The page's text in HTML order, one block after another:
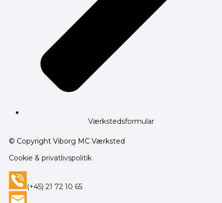
Værkstedsformular
© Copyright Viborg MC Værksted
Cookie & privatlivspolitik
(+45) 21 72 10 65